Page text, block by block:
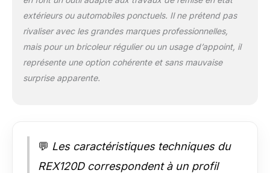
bouchon
d’occultation (lorsque
le carter n’est pas
connecté à un
flexible d’aspirateur
extérieurs ou automobiles ponctuels. Il ne prétend pas
rivaliser avec les grandes marques professionnelles,
mais pour un bricoleur régulier ou un usage d’appoint, il
représente une option cohérente et sans mauvaise
surprise apparente.
💬 Les caractéristiques techniques du
REX120D correspondent à un profil